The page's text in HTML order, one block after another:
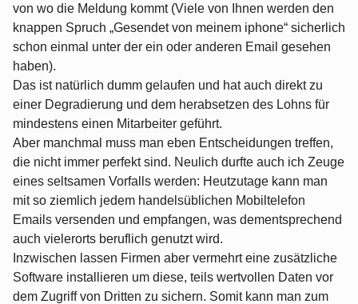
von wo die Meldung kommt (Viele von Ihnen werden den
knappen Spruch „Gesendet von meinem iphone“ sicherlich
schon einmal unter der ein oder anderen Email gesehen
haben).
Das ist natürlich dumm gelaufen und hat auch direkt zu
einer Degradierung und dem herabsetzen des Lohns für
mindestens einen Mitarbeiter geführt.
Aber manchmal muss man eben Entscheidungen treffen,
die nicht immer perfekt sind. Neulich durfte auch ich Zeuge
eines seltsamen Vorfalls werden: Heutzutage kann man
mit so ziemlich jedem handelsüblichen Mobiltelefon
Emails versenden und empfangen, was dementsprechend
auch vielerorts beruflich genutzt wird.
Inzwischen lassen Firmen aber vermehrt eine zusätzliche
Software installieren um diese, teils wertvollen Daten vor
dem Zugriff von Dritten zu sichern. Somit kann man zum